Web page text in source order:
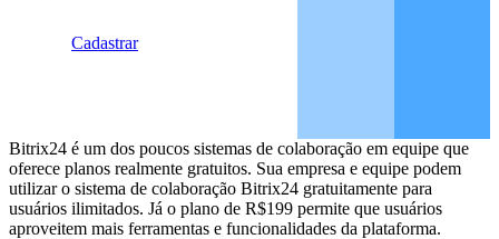
Cadastrar
Bitrix24 é um dos poucos sistemas de colaboração em equipe que
oferece planos realmente gratuitos. Sua empresa e equipe podem
utilizar o sistema de colaboração Bitrix24 gratuitamente para
usuários ilimitados. Já o plano de R$199 permite que usuários
aproveitem mais ferramentas e funcionalidades da plataforma.